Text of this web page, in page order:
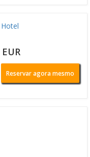
Reservar agora mesmo